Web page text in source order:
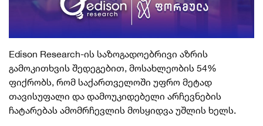
Edison Research-ის საზოგადოებრივი აზრის
გამოკითხვის შედეგებით, მოსახლეობის 54%
ფიქრობს, რომ საქართველოში უფრო მეტად
თავისუფალი და დამოუკიდებელი არჩევნების
ჩატარებას ამომრჩევლის მოსყიდვა უშლის ხელს.